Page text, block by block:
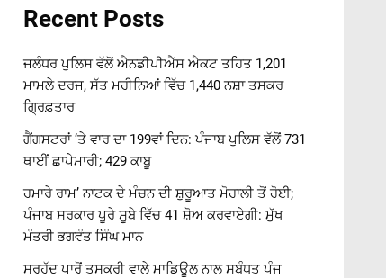
Recent Posts
ਜਲੰਧਰ ਪੁਲਿਸ ਵੱਲੋਂ ਐਨਡੀਪੀਐੱਸ ਐਕਟ ਤਹਿਤ 1,201
ਮਾਮਲੇ ਦਰਜ, ਸੱਤ ਮਹੀਨਿਆਂ ਵਿੱਚ 1,440 ਨਸ਼ਾ ਤਸਕਰ
ਗ੍ਰਿਫ਼ਤਾਰ
ਗੈਂਗਸਟਰਾਂ ‘ਤੇ ਵਾਰ ਦਾ 199ਵਾਂ ਦਿਨ: ਪੰਜਾਬ ਪੁਲਿਸ ਵੱਲੋਂ 731
ਥਾਈਂ ਛਾਪੇਮਾਰੀ; 429 ਕਾਬੂ
ਹਮਾਰੇ ਰਾਮ’ ਨਾਟਕ ਦੇ ਮੰਚਨ ਦੀ ਸ਼ੁਰੂਆਤ ਮੋਹਾਲੀ ਤੋਂ ਹੋਈ;
ਪੰਜਾਬ ਸਰਕਾਰ ਪੂਰੇ ਸੂਬੇ ਵਿੱਚ 41 ਸ਼ੋਅ ਕਰਵਾਏਗੀ: ਮੁੱਖ
ਮੰਤਰੀ ਭਗਵੰਤ ਸਿੰਘ ਮਾਨ
ਸਰਹੱਦ ਪਾਰੋਂ ਤਸਕਰੀ ਵਾਲੇ ਮਾਡਿਊਲ ਨਾਲ ਸਬੰਧਤ ਪੰਜ